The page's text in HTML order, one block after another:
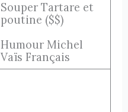
Souper Tartare et
poutine ($$)
Humour Michel
Vaïs Français